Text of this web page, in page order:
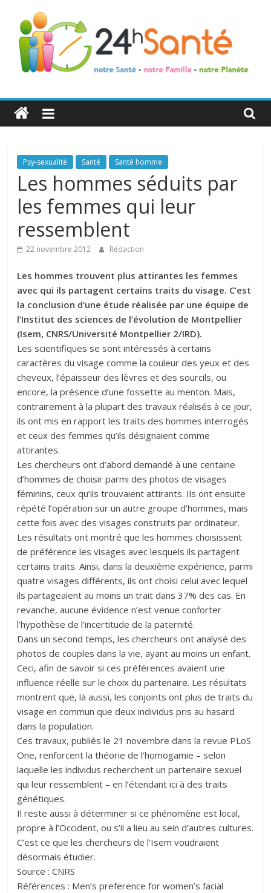
24h
Santé
La
santé
toute
famille
Psy-sexualité Santé Santé homme
Les hommes séduits par
les femmes qui leur
ressemblent
22 novembre 2012 Rédaction
Les hommes trouvent plus attirantes les femmes
avec qui ils partagent certains traits du visage. C’est
la conclusion d’une étude réalisée par une équipe de
l’Institut des sciences de l’évolution de Montpellier
(Isem, CNRS/Université Montpellier 2/IRD).
Les scientifiques se sont intéressés à certains
caractères du visage comme la couleur des yeux et des
cheveux, l’épaisseur des lèvres et des sourcils, ou
encore, la présence d’une fossette au menton. Mais,
contrairement à la plupart des travaux réalisés à ce jour,
ils ont mis en rapport les traits des hommes interrogés
et ceux des femmes qu’ils désignaient comme
attirantes.
Les chercheurs ont d’abord demandé à une centaine
d’hommes de choisir parmi des photos de visages
féminins, ceux qu’ils trouvaient attirants. Ils ont ensuite
répété l’opération sur un autre groupe d’hommes, mais
cette fois avec des visages construits par ordinateur.
Les résultats ont montré que les hommes choisissent
de préférence les visages avec lesquels ils partagent
certains traits. Ainsi, dans la deuxième expérience, parmi
quatre visages différents, ils ont choisi celui avec lequel
ils partageaient au moins un trait dans 37% des cas. En
revanche, aucune évidence n’est venue conforter
l’hypothèse de l’incertitude de la paternité.
Dans un second temps, les chercheurs ont analysé des
photos de couples dans la vie, ayant au moins un enfant.
Ceci, afin de savoir si ces préférences avaient une
influence réelle sur le choix du partenaire. Les résultats
montrent que, là aussi, les conjoints ont plus de traits du
visage en commun que deux individus pris au hasard
dans la population.
Ces travaux, publiés le 21 novembre dans la revue PLoS
One, renforcent la théorie de l’homogamie – selon
laquelle les individus recherchent un partenaire sexuel
qui leur ressemblent – en l’étendant ici à des traits
génétiques.
Il reste aussi à déterminer si ce phénomène est local,
propre à l’Occident, ou s’il a lieu au sein d’autres cultures.
C’est ce que les chercheurs de l’Isem voudraient
désormais étudier.
Source : CNRS
Références : Men’s preference for women’s facial